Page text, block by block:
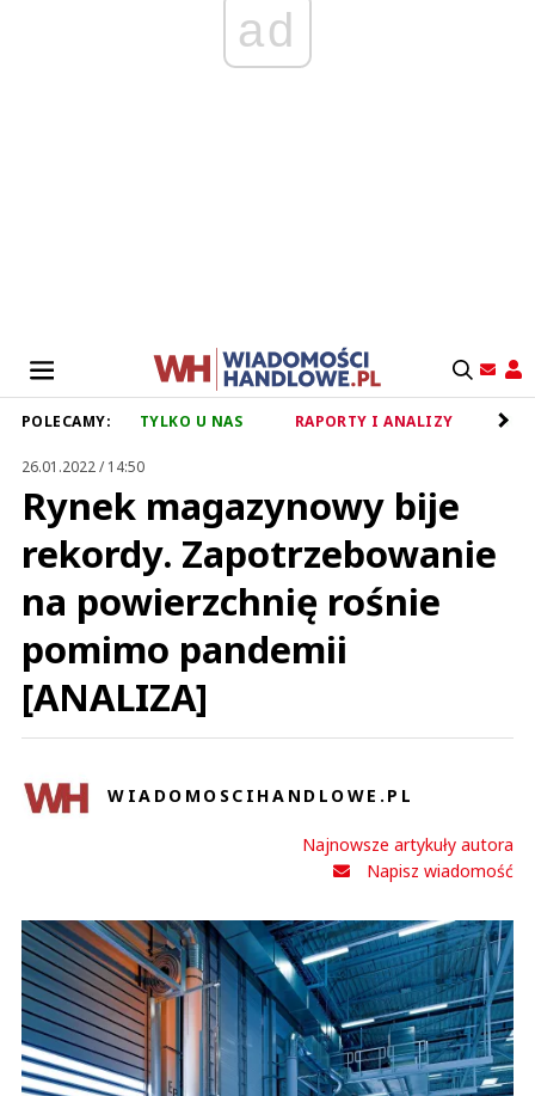
ad
POLECAMY: TYLKO U NAS RAPORTY I ANALIZY
26.01.2022 / 14:50
Rynek magazynowy bije
rekordy. Zapotrzebowanie
na powierzchnię rośnie
pomimo pandemii
[ANALIZA]
WIADOMOSCIHANDLOWE.PL
Najnowsze artykuły autora
Napisz wiadomość